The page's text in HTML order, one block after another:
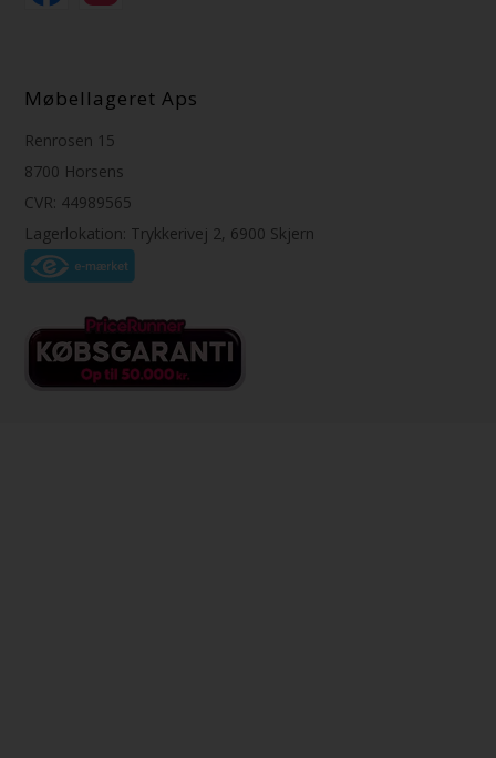
Møbellageret Aps
Renrosen 15
8700 Horsens
CVR: 44989565
Lagerlokation: Trykkerivej 2, 6900 Skjern